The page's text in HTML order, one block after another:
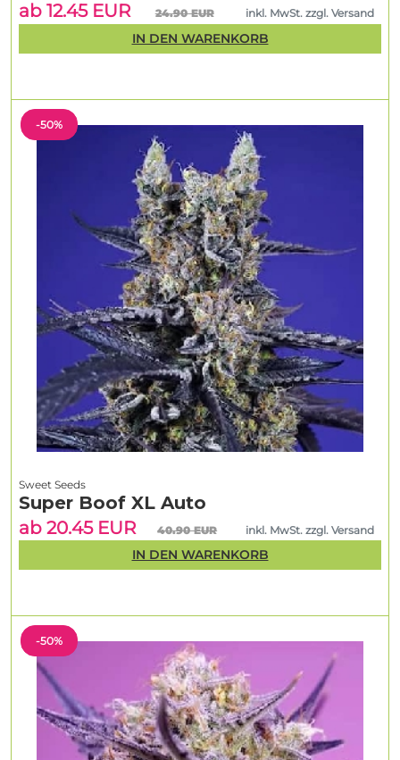
-50%
-50%
Sweet Seeds
Super Boof XL Auto
ab 20.45 EUR
40.90 EUR inkl. MwSt. zzgl. Versand
IN DEN WARENKORB
ab 12.45 EUR
24.90 EUR inkl. MwSt. zzgl. Versand
IN DEN WARENKORB